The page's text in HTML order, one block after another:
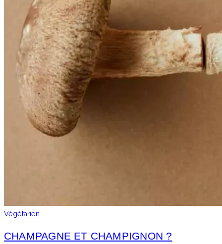
Végétarien
CHAMPAGNE ET CHAMPIGNON ?